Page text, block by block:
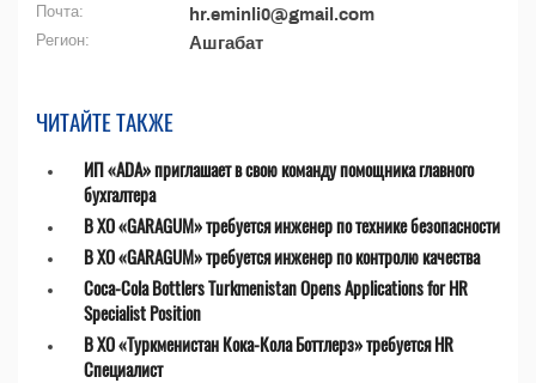
Почта: hr.eminli0@gmail.com
Регион: Ашгабат
ЧИТАЙТЕ ТАКЖЕ
ИП «ADA» приглашает в свою команду помощника главного
бухгалтера
В ХО «GARAGUM» требуется инженер по технике безопасности
В ХО «GARAGUM» требуется инженер по контролю качества
Coca-Cola Bottlers Turkmenistan Opens Applications for HR
Specialist Position
В ХО «Туркменистан Кока-Кола Боттлерз» требуется HR
Специалист